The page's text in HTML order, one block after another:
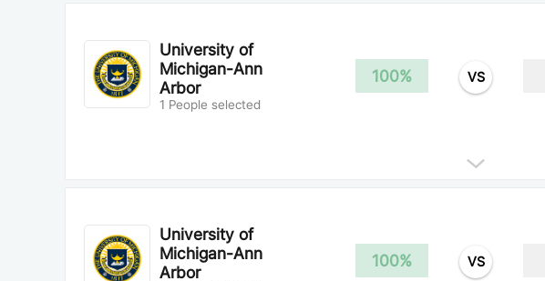
University of
Michigan-Ann
Arbor
1 People selected
100% VS
University of
Michigan-Ann
Arbor
100% VS